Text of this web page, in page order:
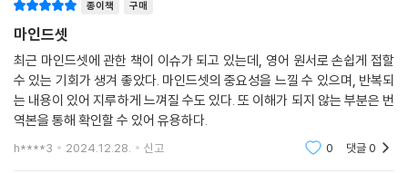
종이책 구매
마인드셋
최근 마인드셋에 관한 책이 이슈가 되고 있는데, 영어 원서로 손쉽게 접할
수 있는 기회가 생겨 좋았다. 마인드셋의 중요성을 느낄 수 있으며, 반복되
는 내용이 있어 지루하게 느껴질 수도 있다. 또 이해가 되지 않는 부분은 번
역본을 통해 확인할 수 있어 유용하다.
h****3 2024.12.28. 신고 0 댓글0